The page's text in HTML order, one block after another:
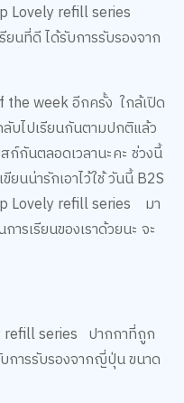
Lovely refill series
นที่ดี ได้รับการรับรองจาก
week อีกครั้ง ใกล้เปิด
บไปเรียนกันตามปกติแล้ว
ก์กันตลอดเวลานะคะ ช่วงนี้
นน่ารักเอาไว้ใช้ วันนี้ B2S
Lovely refill series มา
รเรียนของเราด้วยนะ จะ
refill series ปากกาที่ถูก
การรับรองจากญี่ปุ่น ขนาด